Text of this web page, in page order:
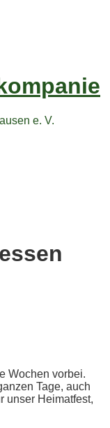
e. V.
Wochen vorbei.
Tage, auch
unser Heimatfest,